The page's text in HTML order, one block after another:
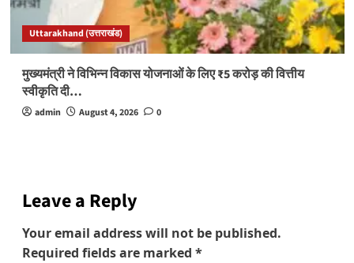
Uttarakhand (उत्तराखंड)
मुख्यमंत्री ने विभिन्न विकास योजनाओं के लिए ₹5 करोड़ की वित्तीय
स्वीकृति दी…
admin August 4, 2026 0
Leave a Reply
Your email address will not be published.
Required fields are marked *